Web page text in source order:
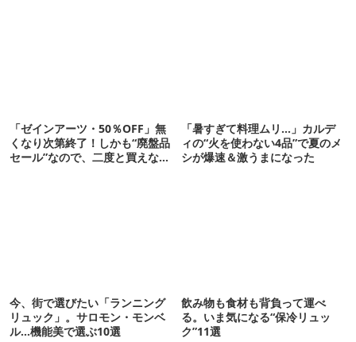
「ゼインアーツ・50％OFF」無
くなり次第終了！しかも“廃盤品
セール”なので、二度と買えない
「暑すぎて料理ムリ…」カルデ
ィの“火を使わない4品”で夏のメ
シが爆速＆激うまになった
今、街で選びたい「ランニング
リュック」。サロモン・モンベ
ル…機能美で選ぶ10選
飲み物も食材も背負って運べ
る。いま気になる“保冷リュッ
ク”11選